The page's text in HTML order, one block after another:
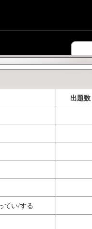
出題数
てい/する